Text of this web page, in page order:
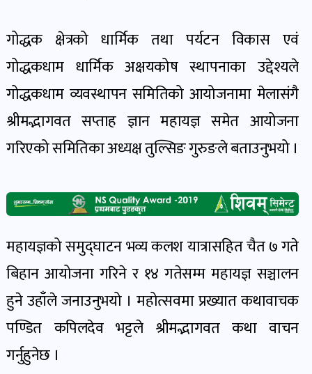
शिक्षा
खबर
पोष्ट
पोष्ट
खेल
र
खेलाडी
अपराध
गोद्धक क्षेत्रको धार्मिक तथा पर्यटन विकास एवं
गोद्धकधाम धार्मिक अक्षयकोष स्थापनाका उद्देश्यले
गोद्धकधाम व्यवस्थापन समितिको आयोजनामा मेलासंगै
श्रीमद्भागवत सप्ताह ज्ञान महायज्ञ समेत आयोजना
गरिएको समितिका अध्यक्ष तुल्सिङ गुरुङले बताउनुभयो ।
महायज्ञको समुद्घाटन भव्य कलश यात्रासहित चैत ७ गते
बिहान आयोजना गरिने र १४ गतेसम्म महायज्ञ सञ्चालन
हुने उहाँले जनाउनुभयो । महोत्सवमा प्रख्यात कथावाचक
पण्डित कपिलदेव भट्टले श्रीमद्भागवत कथा वाचन
गर्नुहुनेछ ।